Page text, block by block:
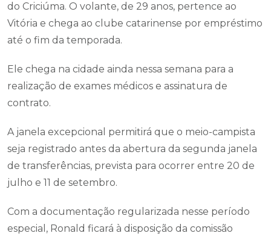
do Criciúma. O volante, de 29 anos, pertence ao
Vitória e chega ao clube catarinense por empréstimo
até o fim da temporada.
Ele chega na cidade ainda nessa semana para a
realização de exames médicos e assinatura de
contrato.
A janela excepcional permitirá que o meio-campista
seja registrado antes da abertura da segunda janela
de transferências, prevista para ocorrer entre 20 de
julho e 11 de setembro.
Com a documentação regularizada nesse período
especial, Ronald ficará à disposição da comissão